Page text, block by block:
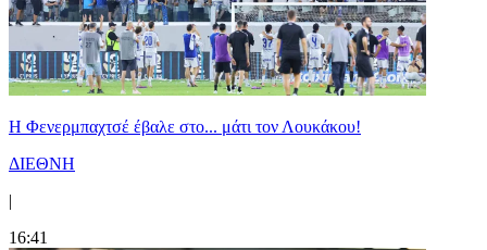
Η Φενερμπαχτσέ έβαλε στο... μάτι τον Λουκάκου!
ΔΙΕΘΝΗ
|
16:41